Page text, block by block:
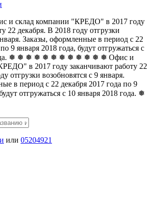
склад компании "КРЕДО" в 2017 году
22 декабря. В 2018 году отгрузки
Заказы, оформленные в период с 22
9 января 2018 года, будут отгружаться с
❅ ❅ ❅ ❅ ❅ ❅ ❅ ❅ ❅ ❅ ❅ ❅ Офис и
в 2017 году заканчивают работу 22
отгрузки возобновятся с 9 января.
в период с 22 декабря 2017 года по 9
отгружаться с 10 января 2018 года. ❅
или 05204921